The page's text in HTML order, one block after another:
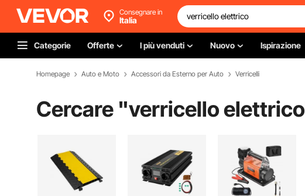
Consegnare in
Italia
Categorie Offerte I più venduti Nuovo Ispirazione
Homepage Auto e Moto Accessori da Esterno per Auto Verricelli
Cercare "verricello elettrico